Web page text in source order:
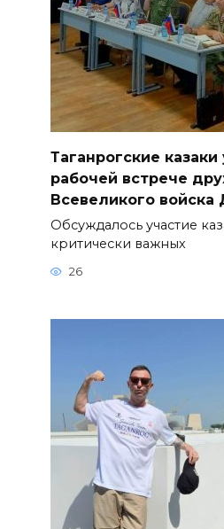
Таганрогские казаки
рабочей встрече
Всевеликого войска
Обсуждалось участие
критически важных
26